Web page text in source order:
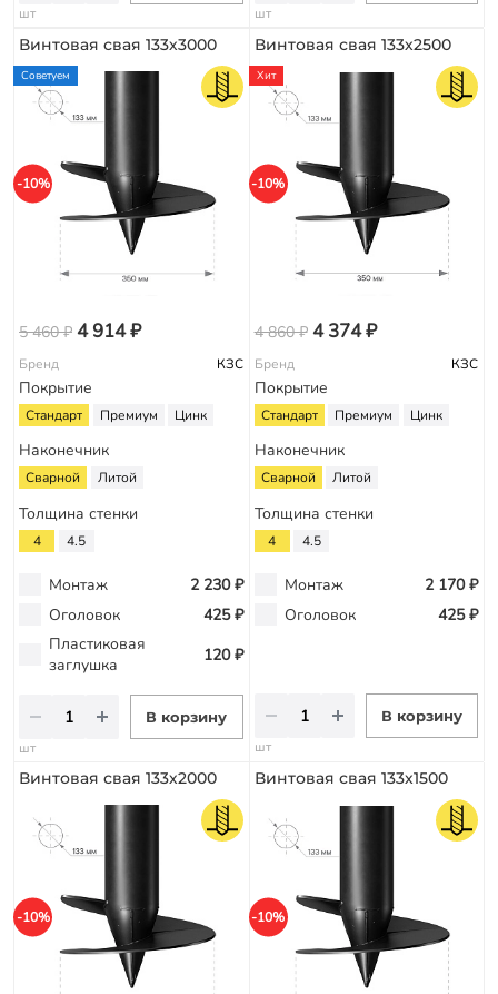
шт шт
Винтовая свая 133х3000
-10%
Советуем
5 460 ₽ 4 914 ₽
Бренд КЗС
Покрытие
Стандарт Премиум Цинк
Наконечник
Сварной Литой
Толщина стенки
4 4.5
Монтаж
2 230 ₽
Оголовок
425 ₽
Пластиковая
заглушка
120 ₽
В корзину
шт
Винтовая свая 133х2500
-10%
Хит
4 860 ₽ 4 374 ₽
Бренд КЗС
Покрытие
Стандарт Премиум Цинк
Наконечник
Сварной Литой
Толщина стенки
4 4.5
Монтаж
2 170 ₽
Оголовок
425 ₽
В корзину
шт
Винтовая свая 133х2000
-10%
Винтовая свая 133х1500
-10%